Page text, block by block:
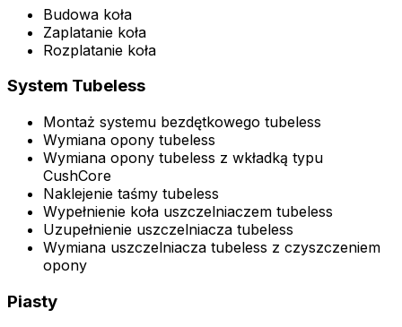
Budowa koła
Zaplatanie koła
Rozplatanie koła
System Tubeless
Montaż systemu bezdętkowego tubeless
Wymiana opony tubeless
Wymiana opony tubeless z wkładką typu
CushCore
Naklejenie taśmy tubeless
Wypełnienie koła uszczelniaczem tubeless
Uzupełnienie uszczelniacza tubeless
Wymiana uszczelniacza tubeless z czyszczeniem
opony
Piasty